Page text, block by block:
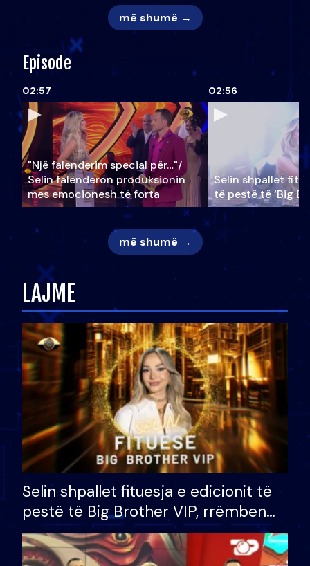
më shumë →
Episode
02:57
"Një falenderim special për…"/
Selin falënderon produksionin
mes emocionesh të forta
02:56
Selin shpallet
të pestë të ‘Big
më shumë →
LAJME
Selin shpallet fituesja e edicionit të
pestë të Big Brother VIP, rrëmben
çmimin e madh prej 100 mijë eurosh